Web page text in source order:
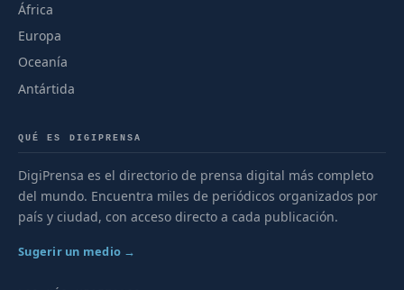
África
Europa
Oceanía
Antártida
QUÉ ES DIGIPRENSA
DigiPrensa es el directorio de prensa digital más completo
del mundo. Encuentra miles de periódicos organizados por
país y ciudad, con acceso directo a cada publicación.
Sugerir un medio →